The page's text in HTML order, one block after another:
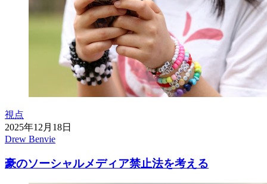
視点
2025年12月18日
Drew Benvie
豪のソーシャルメディア禁止法を考える